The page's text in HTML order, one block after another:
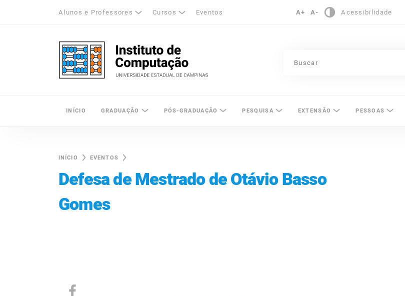
Alunos e Professores Cursos Eventos A+ A- Acessibilidade
Unicamp - Universidade Estadual de Campinas
INÍCIO GRADUAÇÃO PÓS-GRADUAÇÃO PESQUISA EXTENSÃO PESSOAS
INÍCIO EVENTOS
Defesa de Mestrado de Otávio Basso
Gomes